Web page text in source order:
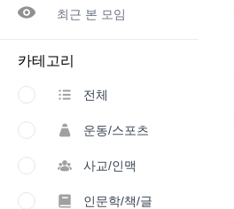
최근 본 모임
카테고리
전체
운동/스포츠
사교/인맥
인문학/책/글